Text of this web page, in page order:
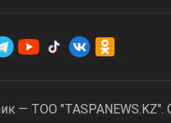
— ТОО